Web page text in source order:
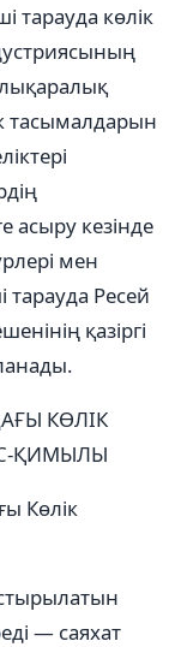
тарауда көлік
тасымалдарын
асыру кезінде
мен
Ресей
қазіргі
КӨЛІК
ҚИМЫЛЫ
Көлік
— саяхат